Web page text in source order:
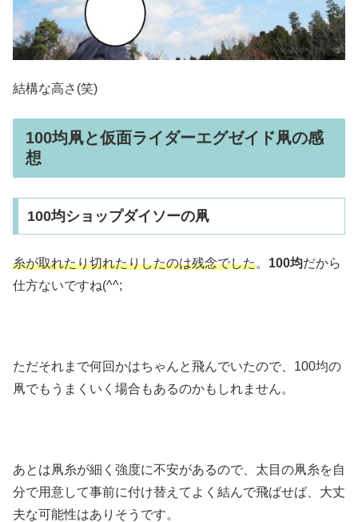
結構な高さ(笑)
100均凧と仮面ライダーエグゼイド凧の感
想
100均ショップダイソーの凧
糸が取れたり切れたりしたのは残念でした。 100均だから
仕方ないですね(^^;
ただそれまで何回かはちゃんと飛んでいたので、100均の
凧でもうまくいく場合もあるのかもしれません。
あとは凧糸が細く強度に不安があるので、太目の凧糸を自
分で用意して事前に付け替えてよく結んで飛ばせば、大丈
夫な可能性はありそうです。